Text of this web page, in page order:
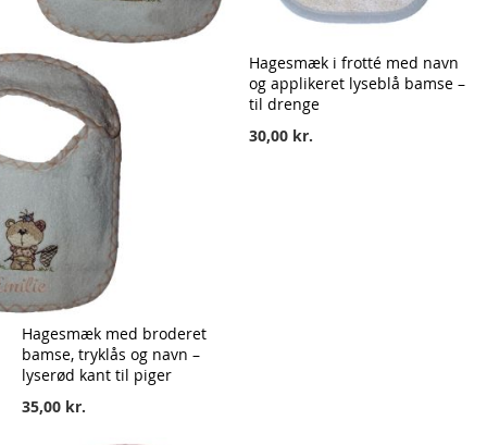
Hagesmæk med broderet
bamse, tryklås og navn –
lyserød kant til piger
35,00 kr.
Hagesmæk i frotté med navn
og applikeret lyseblå bamse –
til drenge
30,00 kr.